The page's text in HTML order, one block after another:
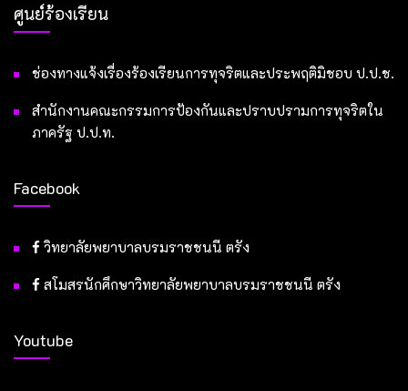
ศูนย์ร้องเรียน
ช่องทางแจ้งเรื่องร้องเรียนการทุจริตและประพฤติมิชอบ ป.ป.ช.
สำนักงานคณะกรรมการป้องกันและปราบปรามการทุจริตใน
ภาครัฐ ป.ป.ท.
Facebook
วิทยาลัยพยาบาลบรมราชชนนี ตรัง
สโมสรนักศึกษาวิทยาลัยพยาบาลบรมราชชนนี ตรัง
Youtube